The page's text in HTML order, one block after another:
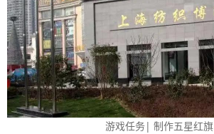
游戏任务| 制作五星红旗